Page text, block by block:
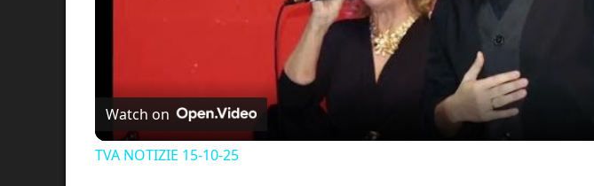
Video
Watch on
TVA NOTIZIE 15-10-25